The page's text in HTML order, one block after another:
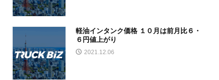
軽油インタンク価格 １０月は前月比６・
６円値上がり
2021.12.06